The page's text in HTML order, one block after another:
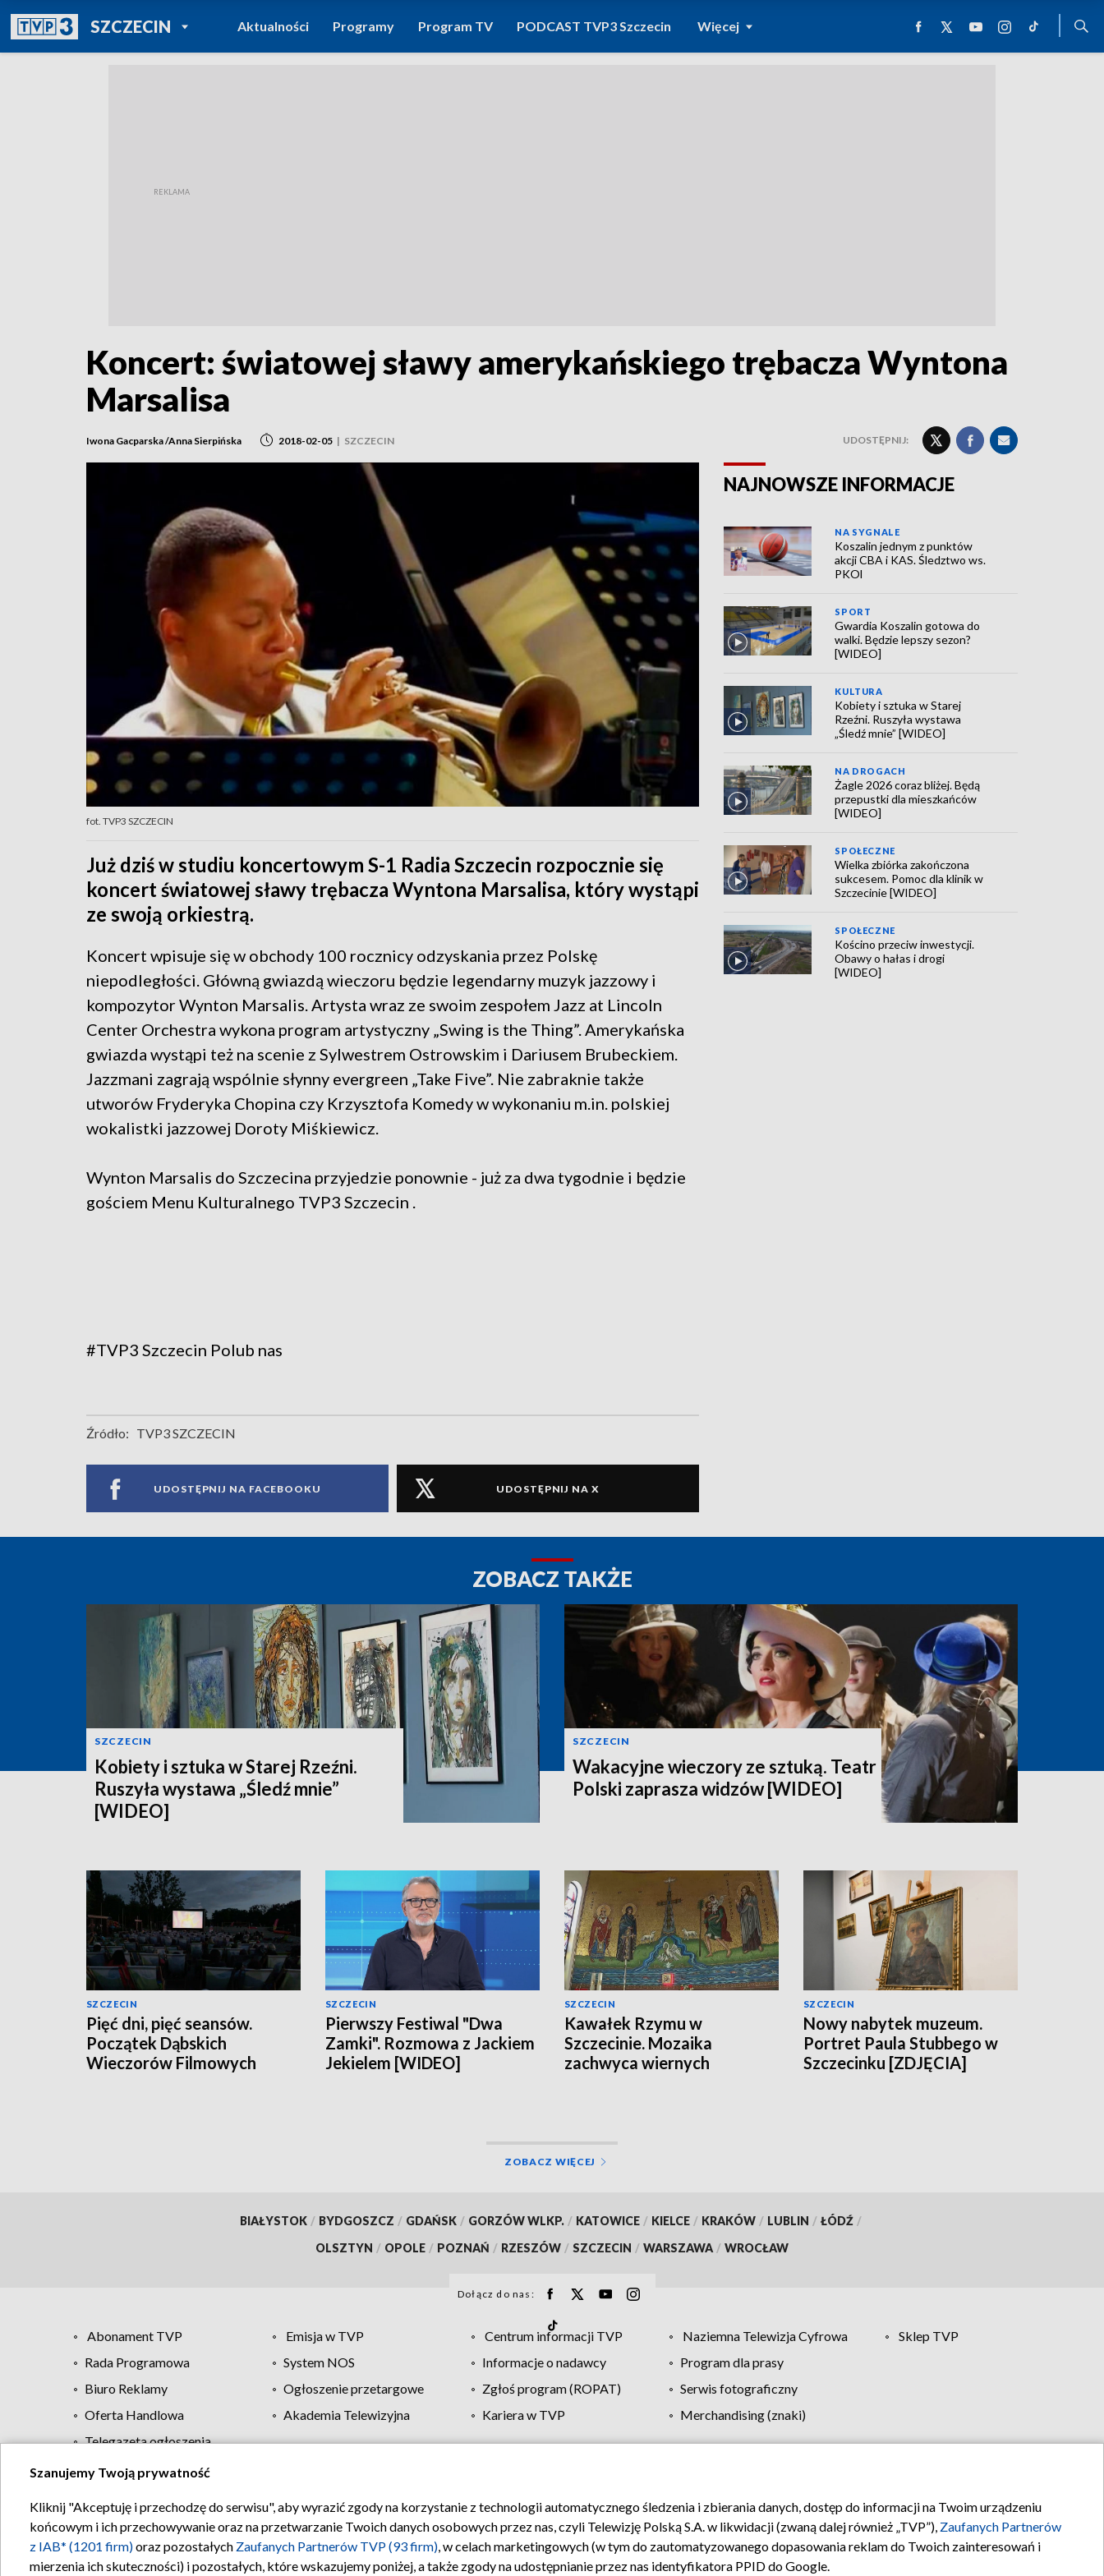
SZCZECINPOWRÓT DO
TVP REGIONY
Aktualności Programy Program TV PODCAST TVP3 Szczecin Więcej
Koncert: światowej sławy amerykańskiego trębacza Wyntona
Marsalisa
Iwona Gacparska /Anna Sierpińska 2018-02-05 | SZCZECIN UDOSTĘPNIJ:
fot. TVP3 SZCZECIN
Już dziś w studiu koncertowym S-1 Radia Szczecin rozpocznie się
koncert światowej sławy trębacza Wyntona Marsalisa, który wystąpi
ze swoją orkiestrą.
Koncert wpisuje się w obchody 100 rocznicy odzyskania przez Polskę
niepodległości. Główną gwiazdą wieczoru będzie legendarny muzyk jazzowy i
kompozytor Wynton Marsalis. Artysta wraz ze swoim zespołem Jazz at Lincoln
Center Orchestra wykona program artystyczny „Swing is the Thing”. Amerykańska
gwiazda wystąpi też na scenie z Sylwestrem Ostrowskim i Dariusem Brubeckiem.
Jazzmani zagrają wspólnie słynny evergreen „Take Five”. Nie zabraknie także
utworów Fryderyka Chopina czy Krzysztofa Komedy w wykonaniu m.in. polskiej
wokalistki jazzowej Doroty Miśkiewicz.
Wynton Marsalis do Szczecina przyjedzie ponownie - już za dwa tygodnie i będzie
gościem Menu Kulturalnego TVP3 Szczecin .
#TVP3 Szczecin Polub nas
Źródło: TVP3 SZCZECIN
UDOSTĘPNIJ NA FACEBOOKU UDOSTĘPNIJ NA X
NAJNOWSZE INFORMACJE
NA SYGNALE
Koszalin jednym z punktów
akcji CBA i KAS. Śledztwo ws.
PKOl
SPORT
Gwardia Koszalin gotowa do
walki. Będzie lepszy sezon?
[WIDEO]
KULTURA
Kobiety i sztuka w Starej
Rzeźni. Ruszyła wystawa
„Śledź mnie” [WIDEO]
NA DROGACH
Żagle 2026 coraz bliżej. Będą
przepustki dla mieszkańców
[WIDEO]
SPOŁECZNE
Wielka zbiórka zakończona
sukcesem. Pomoc dla klinik w
Szczecinie [WIDEO]
SPOŁECZNE
Kościno przeciw inwestycji.
Obawy o hałas i drogi
[WIDEO]
ZOBACZ TAKŻE
SZCZECIN
Kobiety i sztuka w Starej Rzeźni.
Ruszyła wystawa „Śledź mnie”
[WIDEO]
SZCZECIN
Wakacyjne wieczory ze sztuką. Teatr
Polski zaprasza widzów [WIDEO]
SZCZECIN
Pięć dni, pięć seansów.
Początek Dąbskich
Wieczorów Filmowych
SZCZECIN
Pierwszy Festiwal "Dwa
Zamki". Rozmowa z Jackiem
Jekielem [WIDEO]
SZCZECIN
Kawałek Rzymu w
Szczecinie. Mozaika
zachwyca wiernych
SZCZECIN
Nowy nabytek muzeum.
Portret Paula Stubbego w
Szczecinku [ZDJĘCIA]
ZOBACZ WIĘCEJ
BIAŁYSTOK / BYDGOSZCZ / GDAŃSK / GORZÓW WLKP. / KATOWICE / KIELCE / KRAKÓW / LUBLIN / ŁÓDŹ /
OLSZTYN / OPOLE / POZNAŃ / RZESZÓW / SZCZECIN / WARSZAWA / WROCŁAW
Dołącz do nas:
Abonament TVP Emisja w TVP Centrum informacji TVP Naziemna Telewizja Cyfrowa
Sklep TVP
Rada Programowa
System NOS Informacje o nadawcy
Program dla prasy
Biuro Reklamy
Ogłoszenie przetargowe Zgłoś program (ROPAT)
Serwis fotograficzny
Oferta Handlowa
Akademia Telewizyjna Kariera w TVP
Merchandising (znaki)
Telegazeta ogłoszenia
Regulamin TVP Polityka prywatności Moje zgody Pomoc Biuro reklamy Kontakt
Szanujemy Twoją prywatność
Kliknij "Akceptuję i przechodzę do serwisu", aby wyrazić zgody na korzystanie z technologii automatycznego śledzenia i zbierania danych, dostęp do informacji na Twoim urządzeniu
końcowym i ich przechowywanie oraz na przetwarzanie Twoich danych osobowych przez nas, czyli Telewizję Polską S.A. w likwidacji (zwaną dalej również „TVP”), Zaufanych Partnerów
z IAB* (1201 firm)oraz pozostałych Zaufanych Partnerów TVP (93 firm), w celach marketingowych (w tym do zautomatyzowanego dopasowania reklam do Twoich zainteresowań i
mierzenia ich skuteczności) i pozostałych, które wskazujemy poniżej, a także zgody na udostępnianie przez nas identyfikatora PPID do Google.